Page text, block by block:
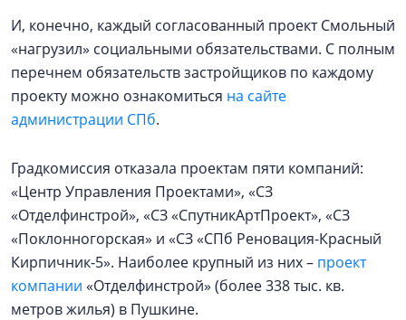
И, конечно, каждый согласованный проект Смольный
«нагрузил» социальными обязательствами. С полным
перечнем обязательств застройщиков по каждому
проекту можно ознакомиться на сайте
администрации СПб.
Градкомиссия отказала проектам пяти компаний:
«Центр Управления Проектами», «СЗ
«Отделфинстрой», «СЗ «СпутникАртПроект», «СЗ
«Поклонногорская» и «СЗ «СПб Реновация-Красный
Кирпичник-5». Наиболее крупный из них – проект
компании «Отделфинстрой» (более 338 тыс. кв.
метров жилья) в Пушкине.